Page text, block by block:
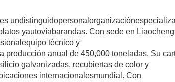
undistinguidopersonal organización
yautovíabarandas. Con sede en
equipo técnico y
producción anual de 450,000 toneladas. Su
galvanizadas, recubiertas de color y
internacionalesmundial. Con